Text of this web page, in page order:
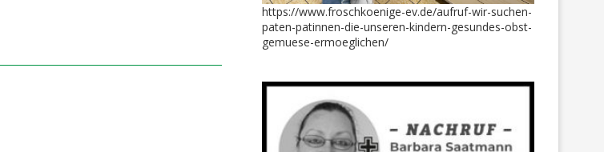
https://www.froschkoenige-ev.de/aufruf-wir-suchen-
paten-patinnen-die-unseren-kindern-gesundes-obst-
gemuese-ermoeglichen/